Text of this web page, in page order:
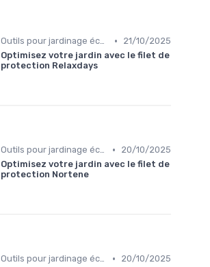
Outils pour jardinage écologique •
21/10/2025
Optimisez votre jardin avec le filet de
protection Relaxdays
Outils pour jardinage écologique •
20/10/2025
Optimisez votre jardin avec le filet de
protection Nortene
Outils pour jardinage écologique •
20/10/2025